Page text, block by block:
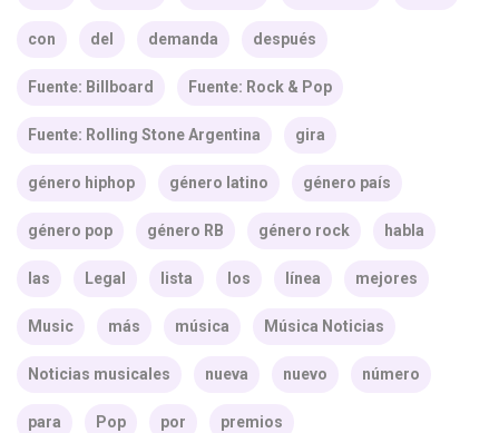
con del demanda después
Fuente: Billboard Fuente: Rock & Pop
Fuente: Rolling Stone Argentina gira
género hiphop género latino género país
género pop género RB género rock habla
las Legal lista los línea mejores
Music más música Música Noticias
Noticias musicales nueva nuevo número
para Pop por premios